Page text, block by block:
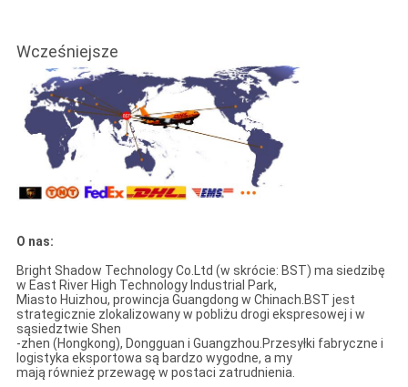
Wcześniejsze
O nas:
Bright Shadow Technology Co.Ltd (w skrócie: BST) ma siedzibę
w East River High Technology Industrial Park,
Miasto Huizhou, prowincja Guangdong w Chinach.BST jest
strategicznie zlokalizowany w pobliżu drogi ekspresowej i w
sąsiedztwie Shen
-zhen (Hongkong), Dongguan i Guangzhou.Przesyłki fabryczne i
logistyka eksportowa są bardzo wygodne, a my
mają również przewagę w postaci zatrudnienia.